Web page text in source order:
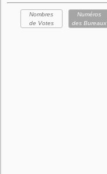
Nombres
de Votes
Numéros
des Bureaux